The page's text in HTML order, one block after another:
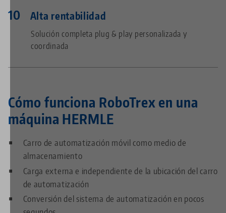
Alta rentabilidad
Solución completa plug & play personalizada y
coordinada
Cómo funciona RoboTrex en una
máquina HERMLE
Carro de automatización móvil como medio de
almacenamiento
Carga externa e independiente de la ubicación del carro
de automatización
Conversión del sistema de automatización en pocos